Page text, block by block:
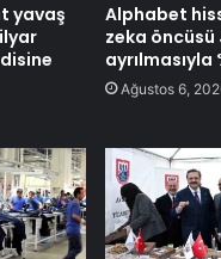
yavaş
Alphabet
zeka öncüsü
ayrılmasıyla
Ağustos 6,